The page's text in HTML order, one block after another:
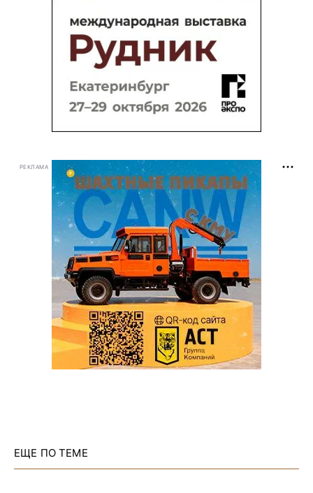
РЕКЛАМА
ЕЩЕ ПО ТЕМЕ